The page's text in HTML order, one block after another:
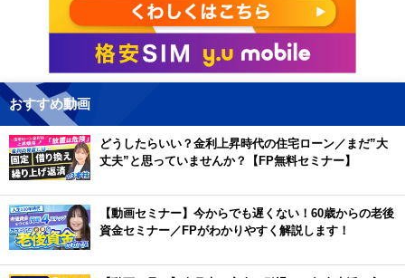
おすすめ動画
どうしたらいい？金利上昇時代の住宅ローン／まだ”大
丈夫”と思っていませんか？【FP無料セミナー】
【動画セミナー】今からでも遅くない！60歳からの老後
資金セミナー／FPがわかりやすく解説します！